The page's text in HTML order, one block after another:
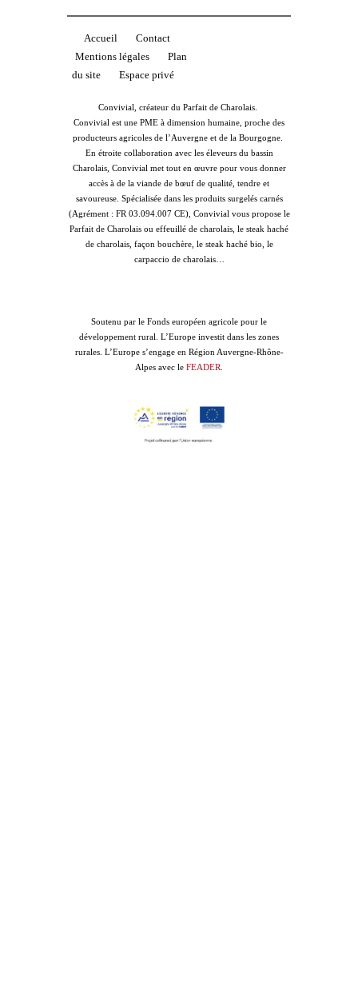
Accueil
Contact
Mentions légales
Plan
du site
Espace privé
Convivial, créateur du Parfait de Charolais.
Convivial est une PME à dimension humaine, proche des
producteurs agricoles de l’Auvergne et de la Bourgogne.
En étroite collaboration avec les éleveurs du bassin
Charolais, Convivial met tout en œuvre pour vous donner
accès à de la viande de bœuf de qualité, tendre et
savoureuse. Spécialisée dans les produits surgelés carnés
(Agrément : FR 03.094.007 CE), Convivial vous propose le
Parfait de Charolais ou effeuillé de charolais, le steak haché
de charolais, façon bouchère, le steak haché bio, le
carpaccio de charolais…
Soutenu par le Fonds européen agricole pour le
développement rural. L’Europe investit dans les zones
rurales. L’Europe s’engage en Région Auvergne-Rhône-
Alpes avec le FEADER